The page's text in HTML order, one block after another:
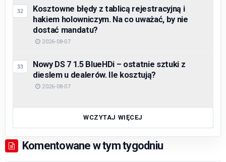
Kosztowne błędy z tablicą rejestracyjną i
hakiem holowniczym. Na co uważać, by nie
dostać mandatu?
2026-08-07
Nowy DS 7 1.5 BlueHDi – ostatnie sztuki z
dieslem u dealerów. Ile kosztują?
2026-08-07
WCZYTAJ WIĘCEJ
Komentowane w tym tygodniu